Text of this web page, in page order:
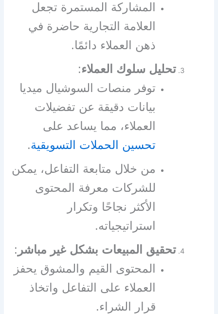
المشاركة المستمرة تجعل
العلامة التجارية حاضرة في
ذهن العملاء دائمًا.
تحليل سلوك العملاء:
توفر منصات السوشيال ميديا
بيانات دقيقة عن تفضيلات
العملاء، مما يساعد على
تحسين الحملات التسويقية.
من خلال متابعة التفاعل، يمكن
للشركات معرفة المحتوى
الأكثر نجاحًا وتكرار
استراتيجياته.
تحقيق المبيعات بشكل غير مباشر :
المحتوى القيم والمشوق يحفز
العملاء على التفاعل واتخاذ
قرار الشراء.